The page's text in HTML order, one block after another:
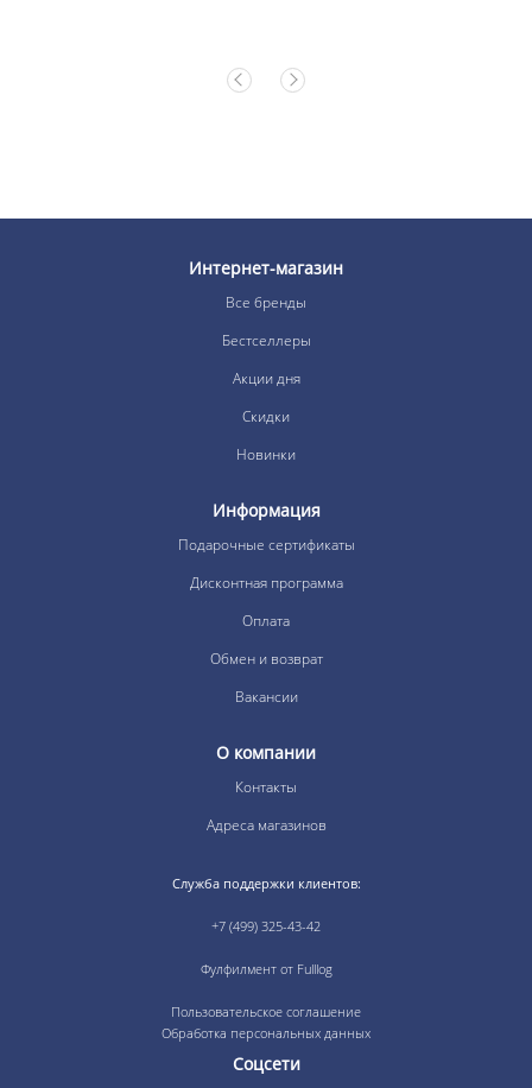
Интернет-магазин
Все бренды
Бестселлеры
Акции дня
Скидки
Новинки
Информация
Подарочные сертификаты
Дисконтная программа
Оплата
Обмен и возврат
Вакансии
О компании
Контакты
Адреса магазинов
Служба поддержки клиентов:
+7 (499) 325-43-42
Фулфилмент от Fulllog
Пользовательское соглашение
Обработка персональных данных
Соцсети